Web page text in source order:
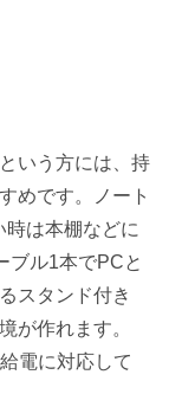
いう方には、持
めです。ノート
は本棚などに
ブル1本でPCと
スタンド付き
が作れます。
電に対応して